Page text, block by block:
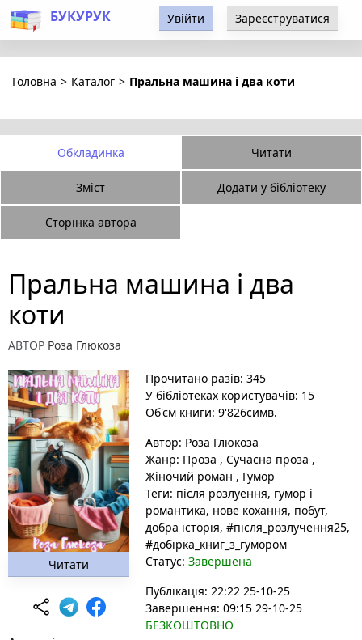
БУКУРУК Увійти Зареєструватися
Головна > Каталог > Пральна машина і два коти
Обкладинка Читати
Зміст Додати у бібліотеку
Сторінка автора
Пральна машина і два
коти
АВТОР Роза Глюкоза
Читати
Прочитано разів: 345
У бібліотеках користувачів: 15
Об'єм книги: 9'826симв.
Автор: Роза Глюкоза
Жанр: Проза , Сучасна проза ,
Жіночий роман , Гумор
Теги: після розлуення, гумор і
романтика, нове кохання, побут,
добра історія, #після_розлучення25,
#добірка_книг_з_гумором
Статус: Завершена
Публікація: 22:22 25-10-25
Завершення: 09:15 29-10-25
БЕЗКОШТОВНО